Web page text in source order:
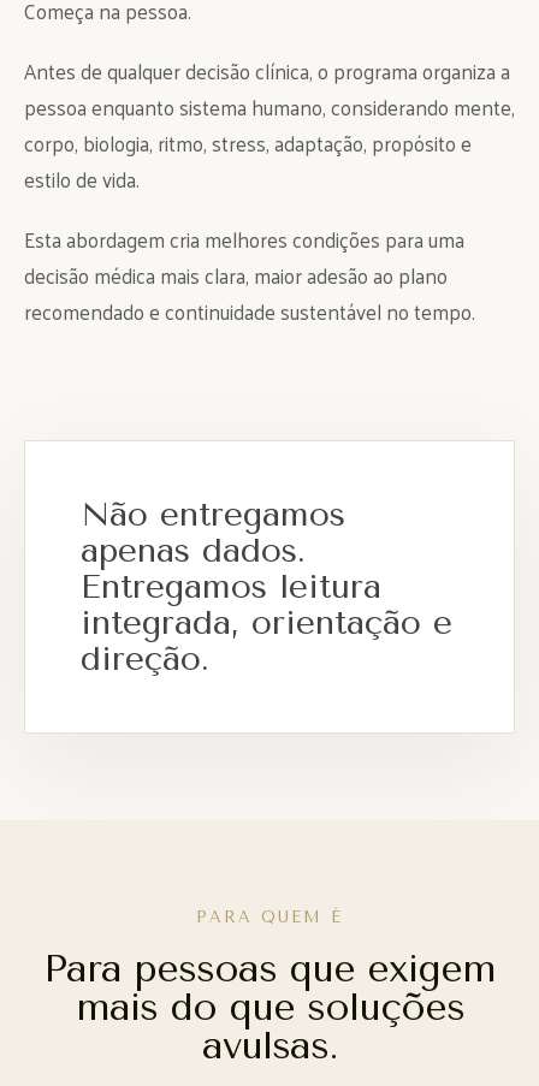
Começa na pessoa.
Antes de qualquer decisão clínica, o programa organiza a
pessoa enquanto sistema humano, considerando mente,
corpo, biologia, ritmo, stress, adaptação, propósito e
estilo de vida.
Esta abordagem cria melhores condições para uma
decisão médica mais clara, maior adesão ao plano
recomendado e continuidade sustentável no tempo.
Não entregamos
apenas dados.
Entregamos leitura
integrada, orientação e
direção.
PARA QUEM É
Para pessoas que exigem
mais do que soluções
avulsas.